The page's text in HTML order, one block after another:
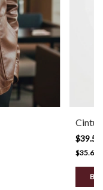
$35.60